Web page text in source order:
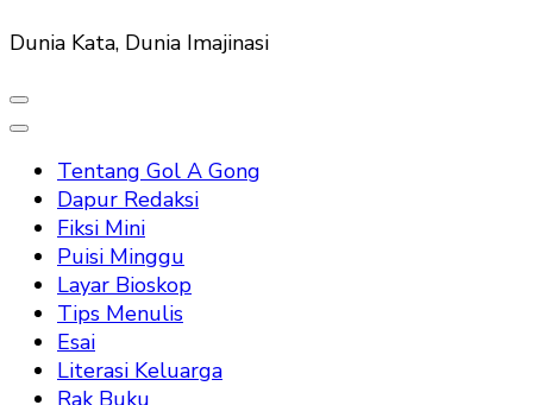
Dunia Kata, Dunia Imajinasi
Tentang Gol A Gong
Dapur Redaksi
Fiksi Mini
Puisi Minggu
Layar Bioskop
Tips Menulis
Esai
Literasi Keluarga
Rak Buku